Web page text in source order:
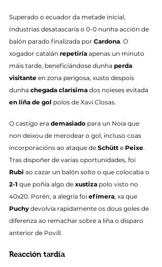
Superado o ecuador da metade inicial,
Industrias desatascaría o 0-0 nunha acción de
balón parado finalizada por Cardona. O
xogador catalán repetiría apenas un minuto
máis tarde, beneficiándose dunha perda
visitante en zona perigosa, xusto despois
dunha chegada clarísima dos noieses evitada
en liña de gol polos de Xavi Closas.
O castigo era demasiado para un Noia que
non deixou de merodear o gol, incluso coas
incorporacións ao ataque de Schütt e Peixe.
Tras dispoñer de varias oportunidades, foi
Rubi ao cazar un balón solto o que colocaba o
2-1 que poñía algo de xustiza polo visto no
40x20. Porén, a alegría foi efímera, xa que
Puchy devolvía rapidamente os dous goles de
diferenza ao remachar sobre a liña o disparo
anterior de Povill.
Reacción tardía